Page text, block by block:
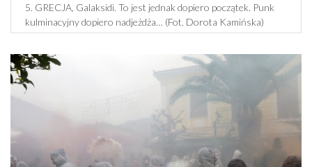
5. GRECJA, Galaksidi. To jest jednak dopiero początek. Punk
kulminacyjny dopiero nadjeżdża… (Fot. Dorota Kamińska)